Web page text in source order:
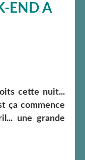
END A
cette nuit...
ça commence
une grande